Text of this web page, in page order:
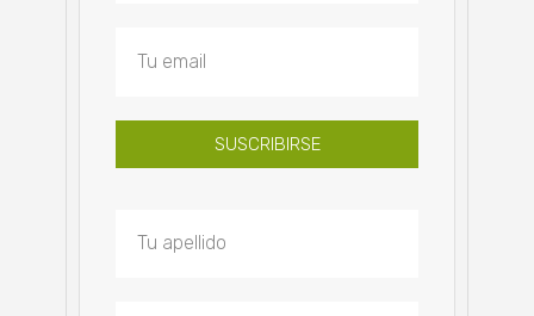
SUSCRIBIRSE